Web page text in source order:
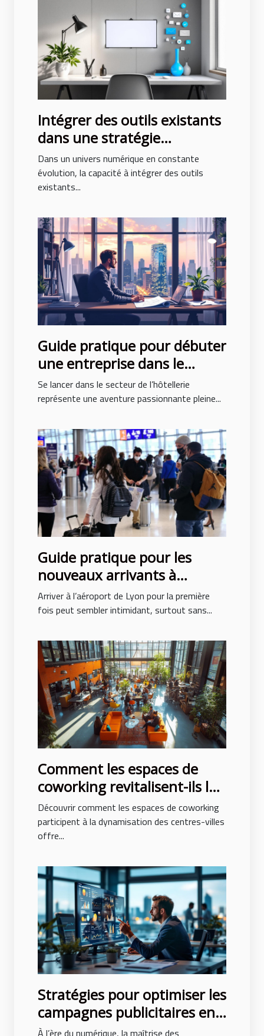
Intégrer des outils existants
dans une stratégie
marketing consolidée
Dans un univers numérique en constante
évolution, la capacité à intégrer des outils
existants...
Guide pratique pour débuter
une entreprise dans le
secteur de l’hôtellerie
Se lancer dans le secteur de l’hôtellerie
représente une aventure passionnante pleine...
Guide pratique pour les
nouveaux arrivants à
l’aéroport de Lyon
Arriver à l’aéroport de Lyon pour la première
fois peut sembler intimidant, surtout sans...
Comment les espaces de
coworking revitalisent-ils les
centres-villes ?
Découvrir comment les espaces de coworking
participent à la dynamisation des centres-villes
offre...
Stratégies pour optimiser les
campagnes publicitaires en
ligne
À l’ère du numérique, la maîtrise des